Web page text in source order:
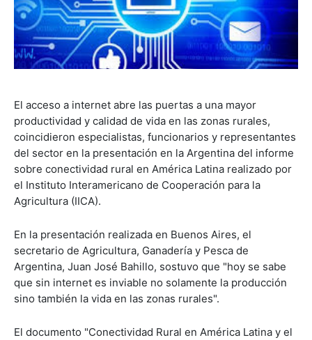
El acceso a internet abre las puertas a una mayor
productividad y calidad de vida en las zonas rurales,
coincidieron especialistas, funcionarios y representantes
del sector en la presentación en la Argentina del informe
sobre conectividad rural en América Latina realizado por
el Instituto Interamericano de Cooperación para la
Agricultura (IICA).
En la presentación realizada en Buenos Aires, el
secretario de Agricultura, Ganadería y Pesca de
Argentina, Juan José Bahillo, sostuvo que "hoy se sabe
que sin internet es inviable no solamente la producción
sino también la vida en las zonas rurales".
El documento "Conectividad Rural en América Latina y el